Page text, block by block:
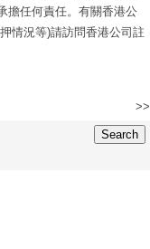
擔任何責任。有關香港公
情況等)請訪問香港公司註
>>